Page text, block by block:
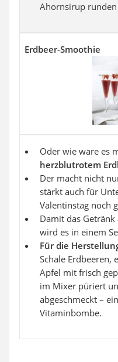
Ahornsirup
Erdbeer-Smoothie
Oder wie wäre es
herzblutrotem
Der macht nicht
stärkt auch für
Valentinstag noch
Damit das
wird es in einem
Für die
Schale Erdbeeren,
Apfel mit frisch
im Mixer püriert
abgeschmeckt –
Vitaminbombe.